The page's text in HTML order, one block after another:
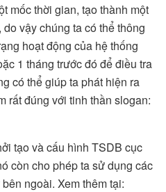
mốc thời gian, tạo thành một
vậy chúng ta có thể thông
hoạt động của hệ thống
1 tháng trước đó để điều tra
có thể giúp ta phát hiện ra
rất đúng với tinh thần slogan:
tạo và cấu hình TSDB cục
còn cho phép ta sử dụng các
ngoài. Xem thêm tại: